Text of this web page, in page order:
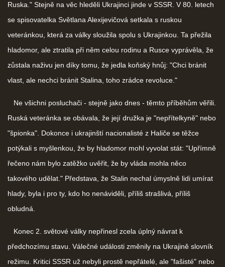
Ruska." Stejně na věc hleděli Ukrajinci jinde v SSSR. V 80. letech
se spisovatelka Světlana Alexijevičová setkala s ruskou
veteránkou, která za války sloužila spolu s Ukrajinkou. Ta přežila
hladomor, ale ztratila při něm celou rodinu a Rusce vyprávěla, že
zůstala naživu jen díky tomu, že jedla koňský hnůj: "Chci bránit
vlast, ale nechci bránit Stalina, toho zrádce revoluce."
Ne všichni posluchači - stejně jako dnes - těmto příběhům věřili.
Ruská veteránka se obávala, že její družka je "nepřítelkyně" nebo
"špionka". Dokonce i ukrajinští nacionalisté z Haliče se těžce
potýkali s myšlenkou, že by hladomor mohl vyvolat stát: "Upřímně
řečeno nám bylo zatěžko uvěřit, že by vláda mohla něco
takového udělat." Představa, že Stalin nechal úmyslně lidi umírat
hlady, byla i pro ty, kdo ho nenáviděli, příliš strašlivá, příliš
obludná.
Konec 2. světové války nepřinesl zcela úplný návrat k
předchozímu stavu. Válečné události změnily na Ukrajině slovník
režimu. Kritici SSSR už nebyli prostě nepřátelé, ale "fašisté" nebo